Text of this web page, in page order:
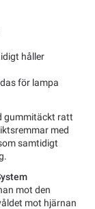
håller
för lampa
gummitäckt ratt
med
samtidigt
mot den
mot hjärnan